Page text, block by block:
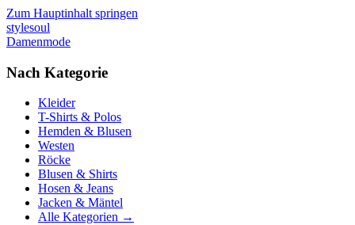
Zum Hauptinhalt springen
stylesoul
Damenmode
Nach Kategorie
Kleider
T-Shirts & Polos
Hemden & Blusen
Westen
Röcke
Blusen & Shirts
Hosen & Jeans
Jacken & Mäntel
Alle Kategorien →